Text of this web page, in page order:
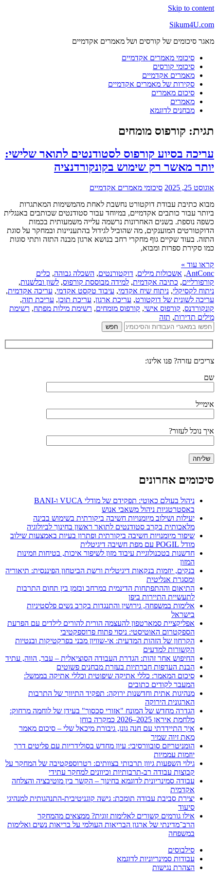
Skip to content
Sikum4U.com
מאגר סיכומים של קורסים ושל מאמרים אקדמיים
סיכומי מאמרים אקדמיים
סיכומי קורסים
מאמרים אקדמיים
סקירות של מאמרים אקדמיים
סיכום מאמרים
מאמרים
מבחנים לדוגמא
תגית: קורפוס מומחים
עריכה בסיוע קורפוס לסטודנטים לתואר שלישי:
יותר מאשר רק שימוש בקונקורדנציה
אוגוסט 25, 2025
סיכומי מאמרים אקדמיים
מבוא כתיבת עבודת דוקטורט נחשבת לאחת מהמשימות המאתגרות
ביותר עבור כותבים אקדמיים, במיוחד עבור סטודנטים שכותבים באנגלית
כשפה נוספת. בשנים האחרונות נרשמה עלייה משמעותית בכמות
הדוקטורטים המוענקים, מה שהוביל לגידול בהתעניינות ובמחקר על סוגת
התזה. בעוד שקיים גוף מחקרי רחב בנושא ארגון מבנה התזה ותתי סוגות
כמו סקירת ספרות ומבוא,
קראו עוד »
AntConc
, אשכולות מילים, דוקטורנטים, השכלה גבוהה, כלים
קורפורליים, כתיבה אקדמית, למידה מבוססת קורפוס, לשון ובלשנות,
ניתוח לקסיקלי, ניתוח שיח אקדמי, עיבוד טקסט אקדמי, עריכה אקדמית,
עריכה לשונית של דוקטורט, עריכת ארגון, עריכת תוכן, עריכת תזה,
קונקורדנס, קורפוס אישי, קורפוס מומחים, רשימת מילות מפתח, רשימת
מילים תדירות, תזה
צריכים עזרה? פנו אלינו:
שם
אימייל
איך נוכל לעזור?
סיכומים אחרונים
ניהול בעולם כאוטי: תפקידם של מודלי VUCA ו-BANI
באסטרטגיות ניהול משאבי אנוש
יעילות ושילוב מיומנויות חשיבה ביקורתית בשימוש בבינה
מלאכותית בקרב סטודנטים לתואר ראשון בחינוך לביולוגיה
שיפור מיומנויות חשיבה ביקורתית ופתרון בעיות באמצעות שילוב
מודל POGIL עם מפת חשיבה דיגיטלית
חדשנות בטכנולוגיית עיבוד מזון לשיפור איכות, בטיחות וזמינות
המזון
בנקים, יוזמות בנקאות דיגיטלית ורשת הביטחון הפיננסית: תיאוריה
ומסגרת אנליטית
התיאום וההתפתחות הדינמית במרחב ובזמן בין תחום התרבות
לתעשיית התיירות ביפן
אלימות במשפחה, גירושין והתנגדות בקרב נשים פלסטיניות
בישראל
אפליקציית סמארטפון להעצמה הורית להורים לילדים עם הפרעת
הספקטרום האוטיסטי: ניסוי פתוח פרוספקטיבי
הקרחון של הזהות המדעית: אי-שוויון מבני בפרקטיקות ובנטיות
הקשורות למדעים
החיפוש אחר זהות: הגדרת העבודה הסוציאלית – עבר, הווה, עתיד
הבנת העדפות חברתיות בעזרת מבחנים פשוטים
סיכום המאמר: כללי אתיקה שיפוטית וכללי אתיקה בממשל:
המעבר לקודים כתובים
מנהיגות אתית וחדשנות ירוקה: תפקיד התיווך של התרבות
הארגונית הירוקה
הגדרה מחדש של המונח "אזורי סכסוך" בעידן של לוחמה מרחוק:
מלחמת איראן 2025–2026 כמקרה בוחן
איך התיידדתי עם חנה גונן, גיבורת מיכאל שלי – סיכום מאמר
מאת זיוה שמיר
הומניטריזם סובוורסיבי: עיון מחדש בסולידריות עם פליטים דרך
יוזמות עממיות
גילוי השפעות גיוון תרבותי בצוותים: רטרוספקטיבה של המחקר על
קבוצות עבודה רב-תרבותיות וכיוונים למחקר עתידי
עבודה סמינריונית לדוגמא בחינוך – הקשר בין מוטיבציה והצלחה
אקדמית
יצירת סביבת עבודה תומכת: גישה קוגניטיבית-התנהגותית למנהיגי
סיעוד
אילו גורמים קשורים לאלימות זוגית? ממצאים מהמחקר
הרב־מדינתי של ארגון הבריאות העולמי על בריאות נשים ואלימות
במשפחה
סילבוסים
עבודות סמינריוניות לדוגמא
הצהרת נגישות